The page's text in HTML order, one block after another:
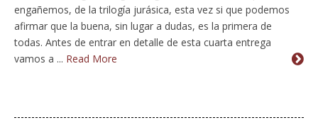
engañemos, de la trilogía jurásica, esta vez si que podemos
afirmar que la buena, sin lugar a dudas, es la primera de
todas. Antes de entrar en detalle de esta cuarta entrega
vamos a ... Read More